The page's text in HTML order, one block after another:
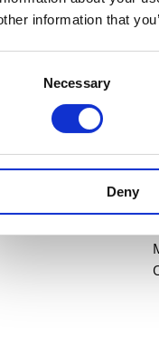
information that
Necessary
Deny
og
– Alt fra
sammensatte